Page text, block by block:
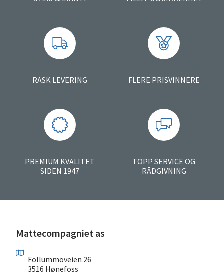
RASK LEVERING FLERE PRISVINNERE
PREMIUM KVALITET
SIDEN 1947
TOPP SERVICE OG
RÅDGIVNING
Mattecompagniet as
Follummoveien 26
3516 Hønefoss